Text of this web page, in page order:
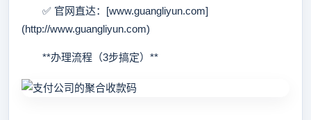
✅ 官网直达：[www.guangliyun.com]
(http://www.guangliyun.com)
**办理流程（3步搞定）**